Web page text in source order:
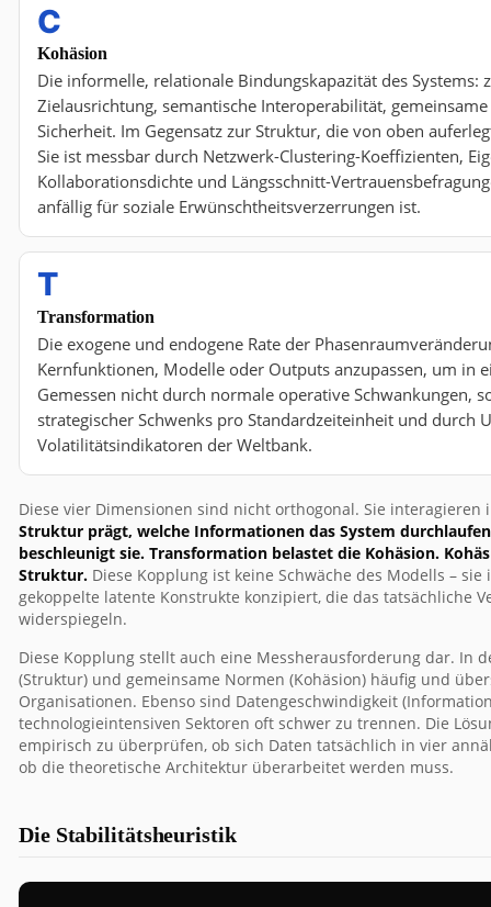
C
Kohäsion
Die informelle, relationale Bindungskapazität des Systems:
Zielausrichtung, semantische Interoperabilität,
Sicherheit. Im Gegensatz zur Struktur, die von oben
Sie ist messbar durch Netzwerk-Clustering-Koeffizienten,
Kollaborationsdichte und Längsschnitt-
anfällig für soziale Erwünschtheitsverzerrungen ist.
T
Transformation
Die exogene und endogene Rate der
Kernfunktionen, Modelle oder Outputs anzupassen, um in
Gemessen nicht durch normale operative Schwankungen,
strategischer Schwenks pro Standardzeiteinheit und durch
Volatilitätsindikatoren der Weltbank.
Diese vier Dimensionen sind nicht orthogonal. Sie
Struktur prägt, welche Informationen das System
beschleunigt sie. Transformation belastet die Kohäsion.
Struktur. Diese Kopplung ist keine Schwäche des Modells –
gekoppelte latente Konstrukte konzipiert, die das tatsächliche
widerspiegeln.
Diese Kopplung stellt auch eine Messherausforderung dar. In
(Struktur) und gemeinsame Normen (Kohäsion) häufig und
Organisationen. Ebenso sind Datengeschwindigkeit
technologieintensiven Sektoren oft schwer zu trennen. Die
empirisch zu überprüfen, ob sich Daten tatsächlich in vier
ob die theoretische Architektur überarbeitet werden muss.
Die Stabilitätsheuristik